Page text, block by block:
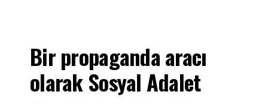
Bir propaganda aracı
olarak Sosyal Adalet